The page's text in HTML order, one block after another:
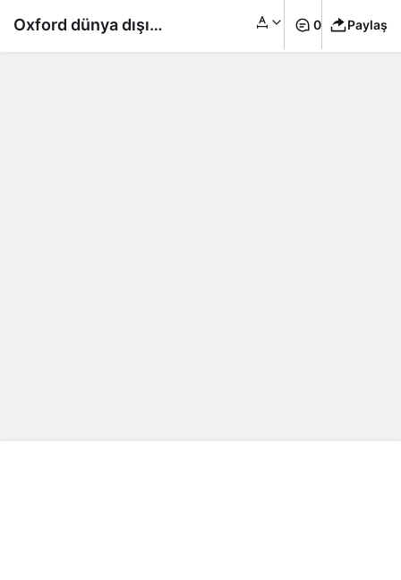
Oxford dünya dışı 0 Paylaş